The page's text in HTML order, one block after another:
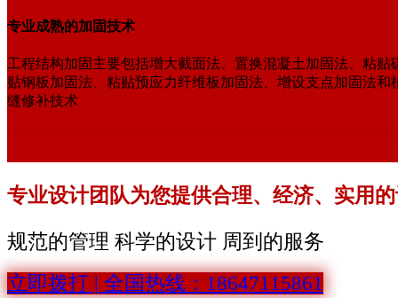
专业成熟的加固技术
工程结构加固主要包括增大截面法、置换混凝土加固法、粘贴
贴钢板加固法、粘贴预应力纤维板加固法、增设支点加固法和
缝修补技术
专业设计团队为您提供合理、经济、实用
规范的管理 科学的设计 周到的服务
立即拨打 | 全国热线：18647115861